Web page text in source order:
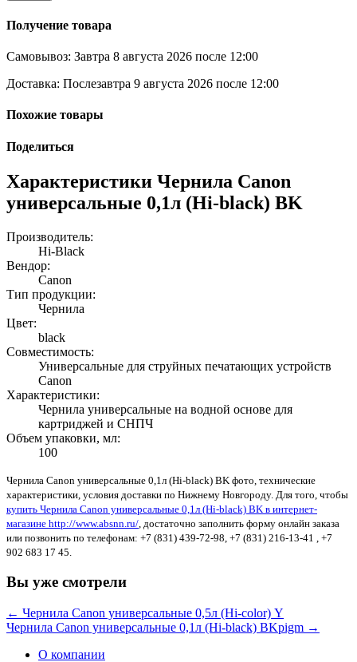
Получение товара
Самовывоз: Завтра 8 августа 2026 после 12:00
Доставка: Послезавтра 9 августа 2026 после 12:00
Похожие товары
Поделиться
Характеристики Чернила Canon
универсальные 0,1л (Hi-black) BK
Производитель:
Hi-Black
Вендор:
Canon
Тип продукции:
Чернила
Цвет:
black
Совместимость:
Универсальные для струйных печатающих устройств
Canon
Характеристики:
Чернила универсальные на водной основе для
картриджей и СНПЧ
Объем упаковки, мл:
100
Чернила Canon универсальные 0,1л (Hi-black) BK фото, технические
характеристики, условия доставки по Нижнему Новгороду. Для того, чтобы
купить Чернила Canon универсальные 0,1л (Hi-black) BK в интернет-
магазине http://www.absnn.ru/ , достаточно заполнить форму онлайн заказа
или позвонить по телефонам: +7 (831) 439-72-98, +7 (831) 216-13-41 , +7
902 683 17 45.
Вы уже смотрели
← Чернила Canon универсальные 0,5л (Hi-color) Y
Чернила Canon универсальные 0,1л (Hi-black) BKpigm →
О компании